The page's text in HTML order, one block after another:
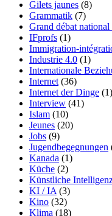
Gilets jaunes (8)
Grammatik (7)
Grand débat national
IFprofs (1)
Immigration-
Industrie 4.0 (1)
Internationale
Internet (36)
Internet der Dinge (1)
Interview (41)
Islam (10)
Jeunes (20)
Jobs (9)
Jugendbegegnungen
Kanada (1)
Küche (2)
Künstliche
KI / IA (3)
Kino (32)
Klima (18)